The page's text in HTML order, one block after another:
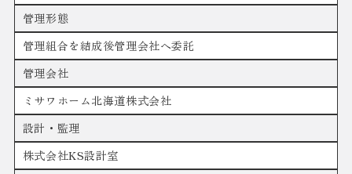
管理形態
管理組合を結成後管理会社へ委託
管理会社
ミサワホーム北海道株式会社
設計・監理
株式会社KS設計室